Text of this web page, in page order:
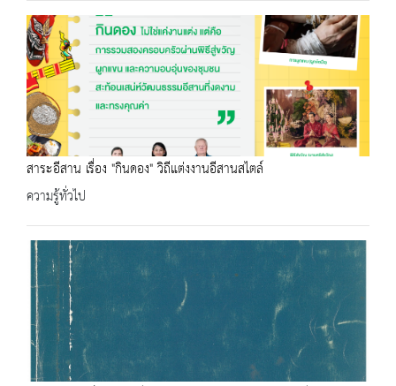
สาระอีสาน เรื่อง "กินดอง" วิถีแต่งงานอีสานสไตล์
ความรู้ทั่วไป